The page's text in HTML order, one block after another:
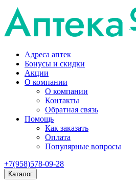
Адреса аптек
Бонусы и скидки
Акции
О компании
О компании
Контакты
Обратная связь
Помощь
Как заказать
Оплата
Популярные вопросы
+7(958)578-09-28
Каталог